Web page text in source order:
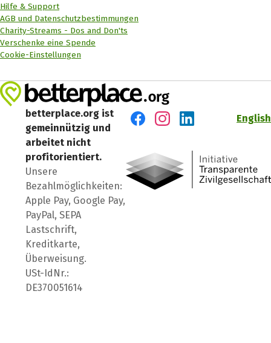
Hilfe & Support
AGB und Datenschutzbestimmungen
Charity-Streams - Dos and Don'ts
Verschenke eine Spende
Cookie-Einstellungen
betterplace.org ist
gemeinnützig und
arbeitet nicht
profitorientiert.
Unsere
Bezahlmöglichkeiten:
Apple Pay, Google Pay,
PayPal, SEPA
Lastschrift,
Kreditkarte,
Überweisung.
USt-IdNr.:
DE370051614
English